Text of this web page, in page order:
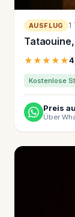
AUSFLUG 1
★★★★★
Kostenlose
Preis
Über